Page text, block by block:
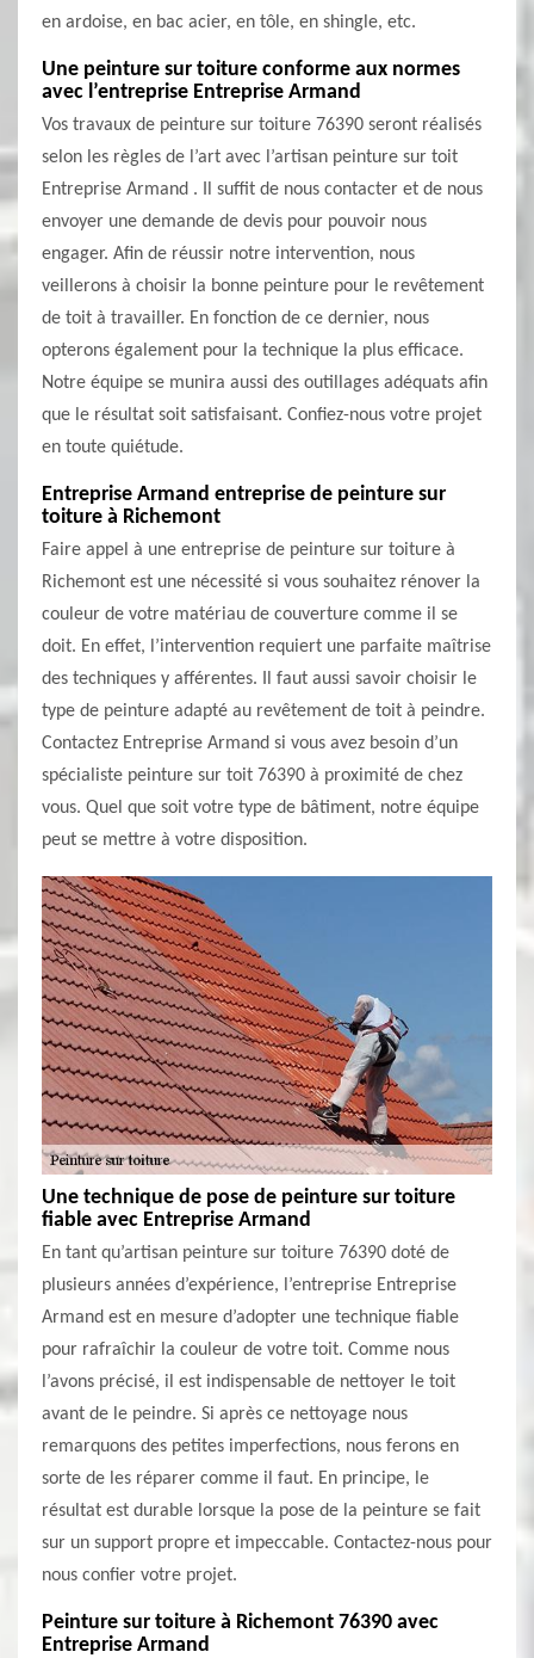
en ardoise, en bac acier, en tôle, en shingle, etc.
Une peinture sur toiture conforme aux normes
avec l’entreprise Entreprise Armand
Vos travaux de peinture sur toiture 76390 seront réalisés
selon les règles de l’art avec l’artisan peinture sur toit
Entreprise Armand . Il suffit de nous contacter et de nous
envoyer une demande de devis pour pouvoir nous
engager. Afin de réussir notre intervention, nous
veillerons à choisir la bonne peinture pour le revêtement
de toit à travailler. En fonction de ce dernier, nous
opterons également pour la technique la plus efficace.
Notre équipe se munira aussi des outillages adéquats afin
que le résultat soit satisfaisant. Confiez-nous votre projet
en toute quiétude.
Entreprise Armand entreprise de peinture sur
toiture à Richemont
Faire appel à une entreprise de peinture sur toiture à
Richemont est une nécessité si vous souhaitez rénover la
couleur de votre matériau de couverture comme il se
doit. En effet, l’intervention requiert une parfaite maîtrise
des techniques y afférentes. Il faut aussi savoir choisir le
type de peinture adapté au revêtement de toit à peindre.
Contactez Entreprise Armand si vous avez besoin d’un
spécialiste peinture sur toit 76390 à proximité de chez
vous. Quel que soit votre type de bâtiment, notre équipe
peut se mettre à votre disposition.
Une technique de pose de peinture sur toiture
fiable avec Entreprise Armand
En tant qu’artisan peinture sur toiture 76390 doté de
plusieurs années d’expérience, l’entreprise Entreprise
Armand est en mesure d’adopter une technique fiable
pour rafraîchir la couleur de votre toit. Comme nous
l’avons précisé, il est indispensable de nettoyer le toit
avant de le peindre. Si après ce nettoyage nous
remarquons des petites imperfections, nous ferons en
sorte de les réparer comme il faut. En principe, le
résultat est durable lorsque la pose de la peinture se fait
sur un support propre et impeccable. Contactez-nous pour
nous confier votre projet.
Peinture sur toiture à Richemont 76390 avec
Entreprise Armand